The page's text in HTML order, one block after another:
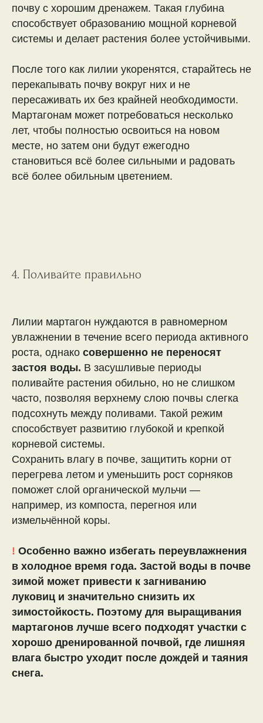
почву с хорошим дренажем. Такая глубина
способствует образованию мощной корневой
системы и делает растения более устойчивыми.
После того как лилии укоренятся, старайтесь не
перекапывать почву вокруг них и не
пересаживать их без крайней необходимости.
Мартагонам может потребоваться несколько
лет, чтобы полностью освоиться на новом
месте, но затем они будут ежегодно
становиться всё более сильными и радовать
всё более обильным цветением.
4. Поливайте правильно
Лилии мартагон нуждаются в равномерном
увлажнении в течение всего периода активного
роста, однако совершенно не переносят
застоя воды. В засушливые периоды
поливайте растения обильно, но не слишком
часто, позволяя верхнему слою почвы слегка
подсохнуть между поливами. Такой режим
способствует развитию глубокой и крепкой
корневой системы.
Сохранить влагу в почве, защитить корни от
перегрева летом и уменьшить рост сорняков
поможет слой органической мульчи —
например, из компоста, перегноя или
измельчённой коры.
! Особенно важно избегать переувлажнения
в холодное время года. Застой воды в почве
зимой может привести к загниванию
луковиц и значительно снизить их
зимостойкость. Поэтому для выращивания
мартагонов лучше всего подходят участки с
хорошо дренированной почвой, где лишняя
влага быстро уходит после дождей и таяния
снега.